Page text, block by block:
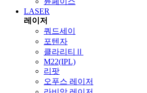
LASER
레이저
쿼드세이
포텐자
클라리티Ⅱ
M22(IPL)
리팟
오푸스 레이저